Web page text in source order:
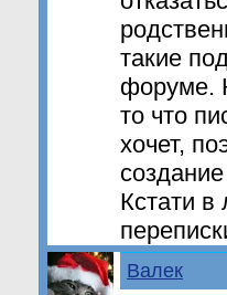
такие
форуме.
то что
хочет,
Кстати
Валек